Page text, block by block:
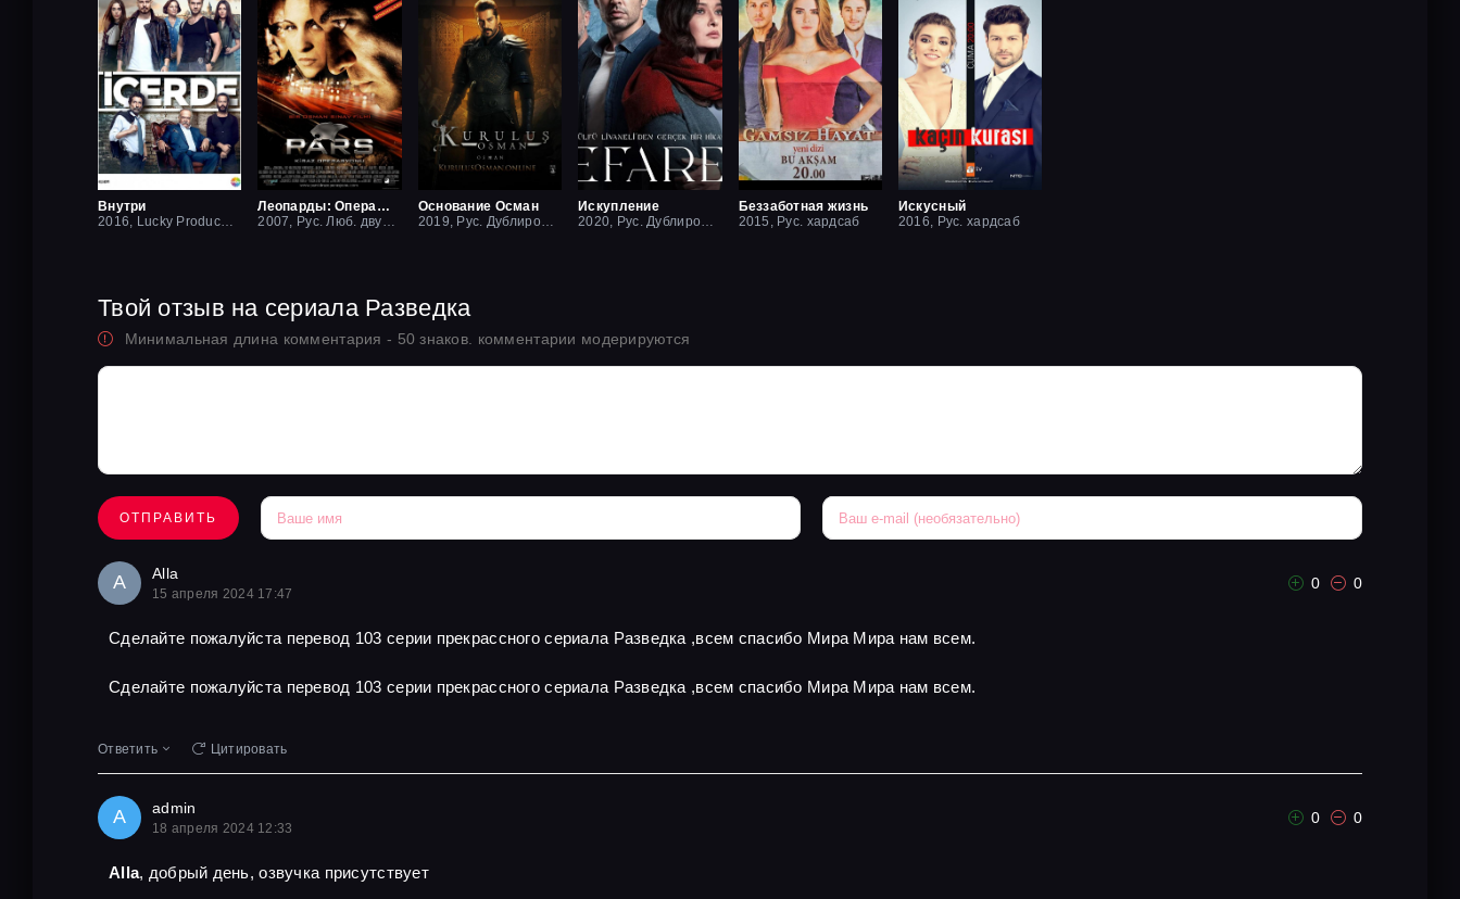
Внутри
Леопарды: Операция вишня
Основание Осман
Искупление
Беззаботная жизнь
2015, Рус. хардсаб
Искусный
2016, Рус. хардсаб
Твой отзыв на сериала Разведка
Минимальная длина комментария - 50 знаков. комментарии модерируются
ОТПРАВИТЬ
A Alla
15 апреля 2024 17:47
0 0
Сделайте пожалуйста перевод 103 серии прекрассного сериала Разведка ,всем спасибо Мира Мира нам всем.
Сделайте пожалуйста перевод 103 серии прекрассного сериала Разведка ,всем спасибо Мира Мира нам всем.
Ответить Цитировать
A admin
18 апреля 2024 12:33
0 0
Alla, добрый день, озвучка присутствует